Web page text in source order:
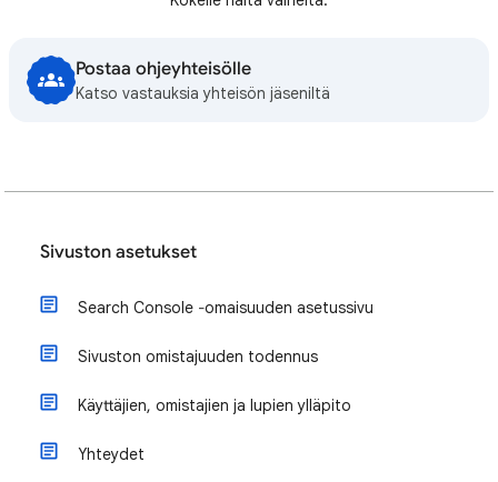
Postaa ohjeyhteisölle
Katso vastauksia yhteisön jäseniltä
Sivuston asetukset
Search Console ‐omaisuuden asetussivu
Sivuston omistajuuden todennus
Käyttäjien, omistajien ja lupien ylläpito
Yhteydet